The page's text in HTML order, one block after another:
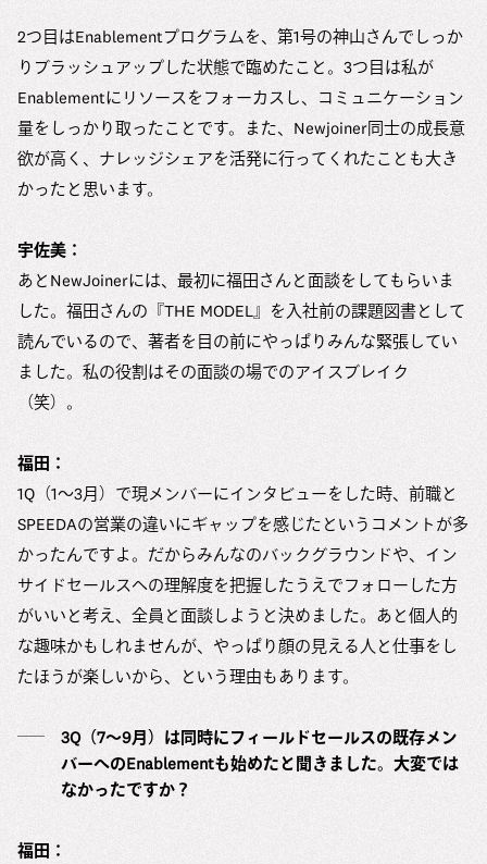
2つ目はEnablementプログラムを、第1号の神山さんでしっか
りブラッシュアップした状態で臨めたこと。3つ目は私が
Enablementにリソースをフォーカスし、コミュニケーション
量をしっかり取ったことです。また、Newjoiner同士の成長意
欲が高く、ナレッジシェアを活発に行ってくれたことも大き
かったと思います。
宇佐美：
あとNewJoinerには、最初に福田さんと面談をしてもらいま
した。福田さんの『THE MODEL』を入社前の課題図書として
読んでいるので、著者を目の前にやっぱりみんな緊張してい
ました。私の役割はその面談の場でのアイスブレイク
（笑）。
福田：
1Q（1〜3月）で現メンバーにインタビューをした時、前職と
SPEEDAの営業の違いにギャップを感じたというコメントが多
かったんですよ。だからみんなのバックグラウンドや、イン
サイドセールスへの理解度を把握したうえでフォローした方
がいいと考え、全員と面談しようと決めました。あと個人的
な趣味かもしれませんが、やっぱり顔の見える人と仕事をし
たほうが楽しいから、という理由もあります。
3Q（7〜9月）は同時にフィールドセールスの既存メン
バーへのEnablementも始めたと聞きました。大変では
なかったですか？
福田：